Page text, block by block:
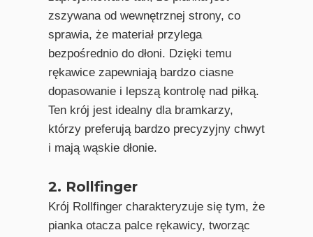
zszywana od wewnętrznej strony, co
sprawia, że materiał przylega
bezpośrednio do dłoni. Dzięki temu
rękawice zapewniają bardzo ciasne
dopasowanie i lepszą kontrolę nad piłką.
Ten krój jest idealny dla bramkarzy,
którzy preferują bardzo precyzyjny chwyt
i mają wąskie dłonie.
2. Rollfinger
Krój Rollfinger charakteryzuje się tym, że
pianka otacza palce rękawicy, tworząc